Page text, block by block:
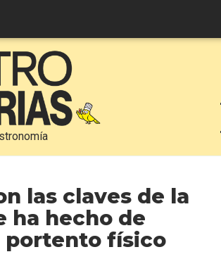
las claves de la
ha hecho de
portento físico